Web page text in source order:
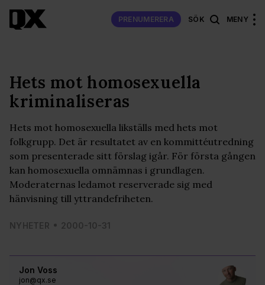
PRENUMERERA SÖK MENY
Jon Voss
jon@qx.se
Hets mot homosexuella
kriminaliseras
Hets mot homosexuella likställs med hets mot
folkgrupp. Det är resultatet av en kommittéutredning
som presenterade sitt förslag igår. För första gången
kan homosexuella omnämnas i grundlagen.
Moderaternas ledamot reserverade sig med
hänvisning till yttrandefriheten.
NYHETER 2000-10-31